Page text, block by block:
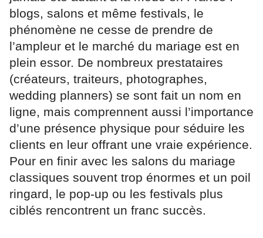
blogs, salons et même festivals, le
phénomène ne cesse de prendre de
l’ampleur et le marché du mariage est en
plein essor. De nombreux prestataires
(créateurs, traiteurs, photographes,
wedding planners) se sont fait un nom en
ligne, mais comprennent aussi l’importance
d’une présence physique pour séduire les
clients en leur offrant une vraie expérience.
Pour en finir avec les salons du mariage
classiques souvent trop énormes et un poil
ringard, le pop-up ou les festivals plus
ciblés rencontrent un franc succès.